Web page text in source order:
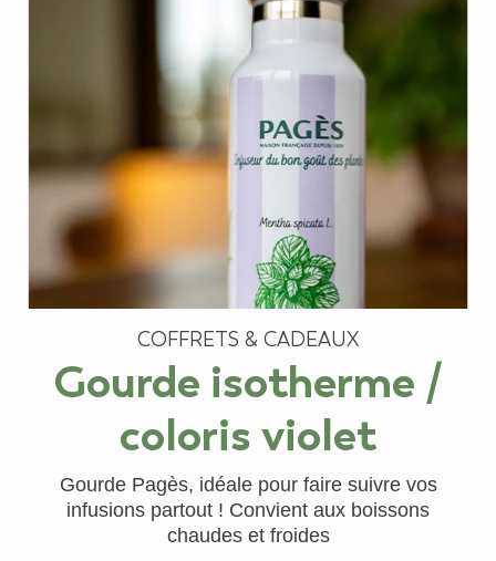
COFFRETS & CADEAUX
Gourde isotherme /
coloris violet
Gourde Pagès, idéale pour faire suivre vos
infusions partout ! Convient aux boissons
chaudes et froides